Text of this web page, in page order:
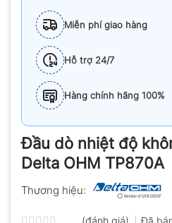
Miễn phí giao hàng
Hỗ trợ 24/7
Hàng chính hãng 100%
Đầu dò nhiệt độ
Delta OHM TP870A
Thương hiệu:
(đánh giá) Đã